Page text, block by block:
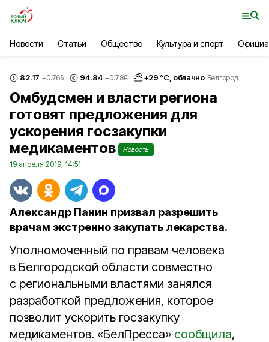
Новости Статьи Общество Культура и спорт
82.17 +0.76$ 94.84 +0.78€ +29 °С, облачно Белгород
Омбудсмен и власти региона
готовят предложения для
ускорения госзакупки
медикаментов
Новость
19 апреля 2019, 14:51
Александр Панин призвал разрешить
врачам экстренно закупать лекарства.
Уполномоченный по правам человека
в Белгородской области совместно
с региональными властями занялся
разработкой предложения, которое
позволит ускорить госзакупку
медикаментов. «БелПресса» сообщила,